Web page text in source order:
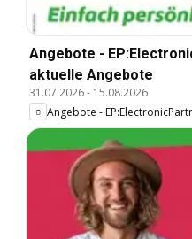
Angebote -
aktuelle Angebote
31.07.2026- 15.08.2026
Angebote -